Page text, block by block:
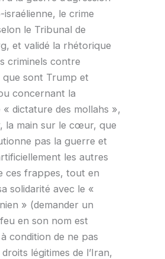
israélienne, le crime
le Tribunal de
et validé la rhétorique
criminels contre
que sont Trump et
concernant la
dictature des mollahs »,
la main sur le cœur, que
pas la guerre et
les autres
ces frappes, tout en
solidarité avec le «
» (demander un
en son nom est
condition de ne pas
légitimes de l’Iran,